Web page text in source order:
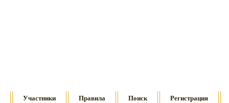
Участники Правила Поиск Регистрация